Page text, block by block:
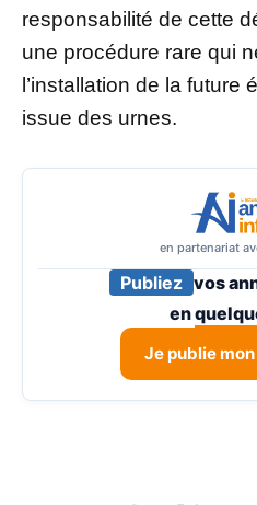
responsabilité de cette
une procédure rare qui
l’installation de la future
issue des urnes.
en partenariat
Publiez vos
en
Je publie